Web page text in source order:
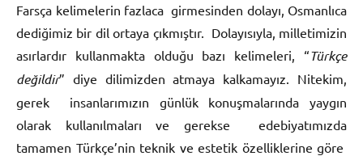
Farsça kelimelerin fazlaca girmesinden dolayı, Osmanlıca
dediğimiz bir dil ortaya çıkmıştır. Dolayısıyla, milletimizin
asırlardır kullanmakta olduğu bazı kelimeleri, “Türkçe
değildir” diye dilimizden atmaya kalkamayız. Nitekim,
gerek insanlarımızın günlük konuşmalarında yaygın
olarak kullanılmaları ve gerekse edebiyatımızda
tamamen Türkçe’nin teknik ve estetik özelliklerine göre